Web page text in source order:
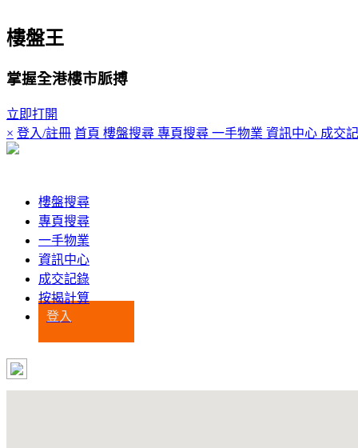
樓盤王
掌握全港樓市脈搏
立即打開
× 登入/註冊 首頁 樓盤搜尋 專頁搜尋 一手物業 資訊中心 成交
樓盤搜尋
專頁搜尋
一手物業
資訊中心
成交記錄
按揭計算
登入